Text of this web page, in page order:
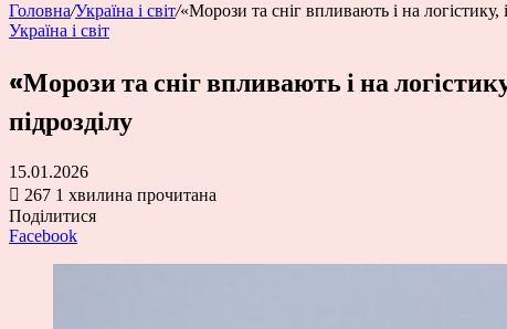
Головна/Україна і світ/«Морози та сніг впливають і на
Україна і світ
«Морози та сніг впливають і на
підрозділу
15.01.2026
267 1 хвилина прочитана
Поділитися
Facebook